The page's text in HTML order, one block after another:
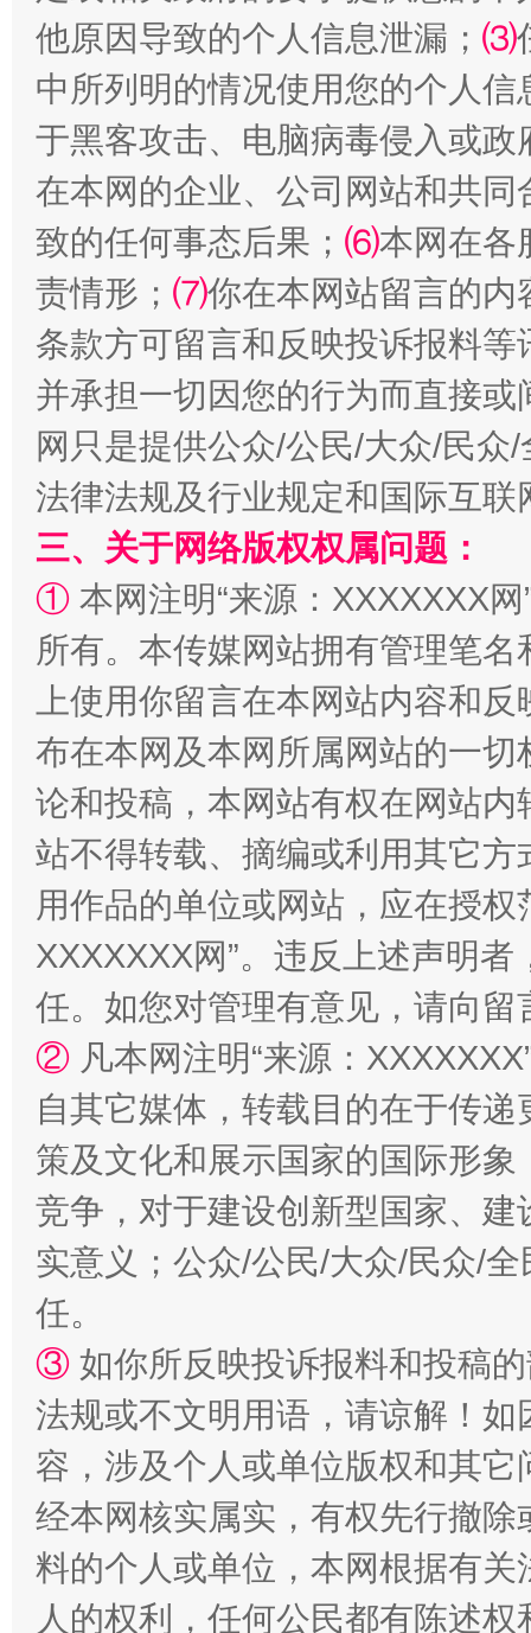
扯下公款旅游的“隐身衣” 如何以
他原因导致的个人信息泄漏； ⑶
中所列明的情况使用您的个人
于黑客攻击、电脑病毒侵入或
在本网的企业、公司网站和共
致的任何事态后果； ⑹本网在各
责情形； ⑺你在本网站留言的内
条款方可留言和反映投诉报料
并承担一切因您的行为而直接
网只是提供公众/公民/大众/民
法律法规及行业规定和国际互
三、关于网络版权权属问题：
① 本网注明“来源：XXXXXXX
所有。本传媒网站拥有管理笔
上使用你留言在本网站内容和
布在本网及本网所属网站的一
论和投稿，本网站有权在网站
站不得转载、摘编或利用其它
用作品的单位或网站，应在授
XXXXXXX网”。违反上述声明
任。如您对管理有意见，请向
② 凡本网注明“来源：
自其它媒体，转载目的在于传
策及文化和展示国家的国际形
竞争，对于建设创新型国家、
实意义；公众/公民/大众/民众/
任。
③ 如你所反映投诉报料和投稿
法规或不文明用语，请谅解！
容，涉及个人或单位版权和其它
经本网核实属实，有权先行撤
料的个人或单位，本网根据有
人的权利，任何公民都有陈述